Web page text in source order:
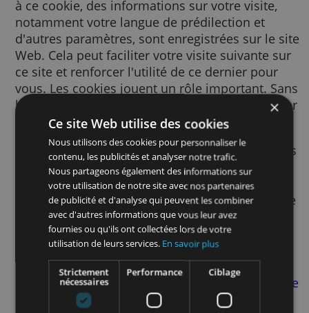
Un cookie est un petit fichier texte envoyé à
votre navigateur via le site Web consulté.
à ce cookie, des informations sur votre
notamment votre langue de prédilection et
d'autres paramètres, sont enregistrées sur
Web. Cela peut faciliter votre visite
ce site et renforcer l'utilité de ce dernier
vous. Les cookies jouent un rôle important.
les cookies, l'utilisation du Web pourrait
beaucoup plus frustrante.
Nous utilisons des cookies pour de
finalités. Par exemple, nous y avons recours
pour mémoriser vos paramètres
afin d’améliorer la pertinence des
vous voyez, afin de mesurer le nombre de
visiteurs d’une page, afin de vous aider à
Ce site Web utilise des cookies
Nous utilisons des cookies pour personnaliser le
contenu, les publicités et analyser notre trafic.
Nous partageons également des informations sur
votre utilisation de notre site avec nos partenaires
de publicité et d'analyse qui peuvent les combiner
avec d'autres informations que vous leur avez
fournies ou qu'ils ont collectées lors de votre